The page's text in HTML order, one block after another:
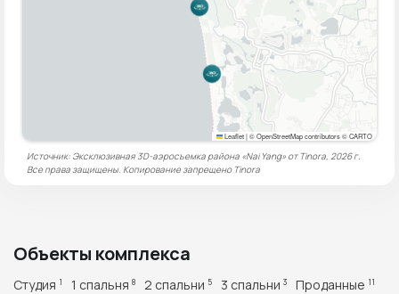
Leaflet|© OpenStreetMap contributors © CARTO
Источник: Эксклюзивная 3D-аэросъемка района «Nai Yang» от Tinora, 2026 г.
Все права защищены. Копирование запрещено Tinora
Объекты комплекса
Студия 1 1 спальня 8 2 спальни 5 3 спальни 3 Проданные 11